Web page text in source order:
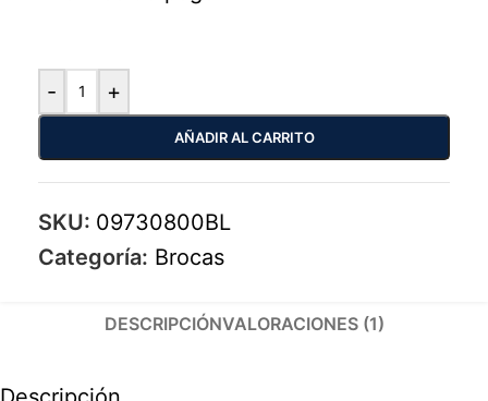
- +
AÑADIR AL CARRITO
SKU: 09730800BL
Categoría: Brocas
DESCRIPCIÓNVALORACIONES (1)